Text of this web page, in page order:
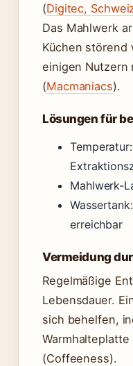
(Digitec,
Das Mahlwerk
Küchen störend
einigen Nutzern
(Macmaniacs).
Lösungen für
Mahlwerk-
erreichbar
Vermeidung
Regelmäßige
Lebensdauer.
sich behelfen,
(Coffeeness).